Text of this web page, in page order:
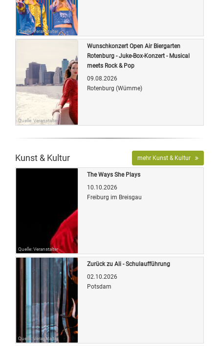
Quelle: Veranstalter
Quelle: Veranstalter
Wunschkonzert Open Air Biergarten
Rotenburg - Juke-Box-Konzert - Musical
meets Rock & Pop
09.08.2026
Rotenburg (Wümme)
Kunst & Kultur mehr Kunst & Kultur
Quelle: Veranstalter
The Ways She Plays
10.10.2026
Freiburg im Breisgau
Quelle: Veranstalter
Zurück zu Ali - Schulaufführung
02.10.2026
Potsdam